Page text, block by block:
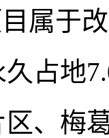
属于
占地
区、梅